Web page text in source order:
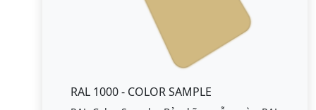
RAL 1000 - COLOR SAMPLE